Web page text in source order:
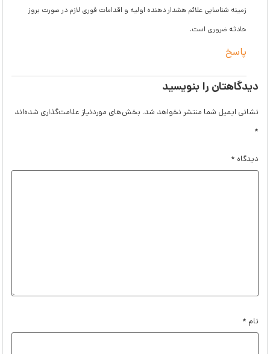
زمینه شناسایی علائم هشدار دهنده اولیه و اقدامات فوری لازم در صورت بروز
حادثه ضروری است.
پاسخ
دیدگاهتان را بنویسید
نشانی ایمیل شما منتشر نخواهد شد. بخش‌های موردنیاز علامت‌گذاری شده‌اند
*
دیدگاه *
نام *